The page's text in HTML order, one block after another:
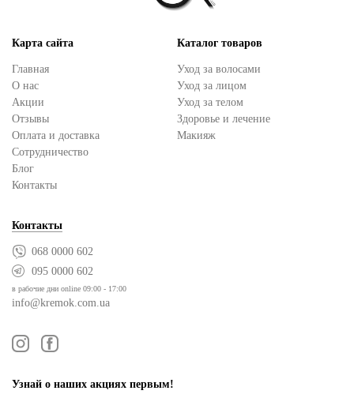
Карта сайта
Главная
О нас
Акции
Отзывы
Оплата и доставка
Сотрудничество
Блог
Контакты
Каталог товаров
Уход за волосами
Уход за лицом
Уход за телом
Здоровье и лечение
Макияж
Контакты
068 0000 602
095 0000 602
в рабочие дни online 09:00 - 17:00
info@kremok.com.ua
Узнай о наших акциях первым!